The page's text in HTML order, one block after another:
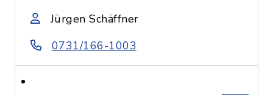
Jürgen Schäffner
0731/166-1003